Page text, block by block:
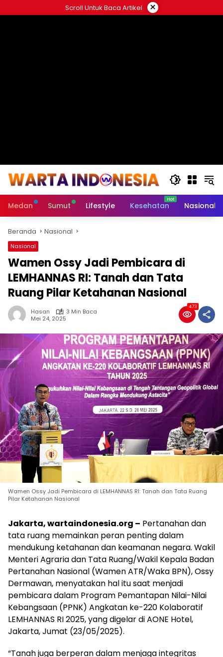
ke
Scroll Untuk Baca Artikel ×
Medan Sumut Lifestyle Kesehatan Nasional
Beranda Nasional
Nasional
Wamen Ossy Jadi Pembicara di
LEMHANNAS RI: Tanah dan Tata
Ruang Pilar Ketahanan Nasional
Hasan
3 Min Baca
Mei 24, 2025
473
Wamen Ossy Jadi Pembicara di LEMHANNAS RI: Tanah dan Tata Ruang
Pilar Ketahanan Nasional
Jakarta, wartaindonesia.org – Pertanahan dan
tata ruang memainkan peran penting dalam
mendukung ketahanan dan keamanan negara. Wakil
Menteri Agraria dan Tata Ruang/Wakil Kepala Badan
Pertanahan Nasional (Wamen ATR/Waka BPN), Ossy
Dermawan, menyatakan hal itu saat menjadi
pembicara dalam Program Pemantapan Nilai-Nilai
Kebangsaan (PPNK) Angkatan ke-220 Kolaboratif
LEMHANNAS RI 2025, yang digelar di AONE Hotel,
Jakarta, Jumat (23/05/2025).
“Tanah juga berperan dalam menjaga integritas